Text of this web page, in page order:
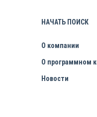
НАЧАТЬ ПОИСК
О компании
О программном
Новости